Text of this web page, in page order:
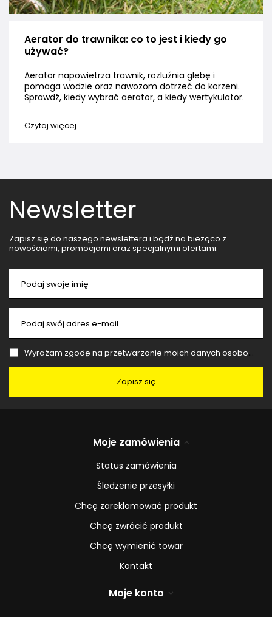
Aerator do trawnika: co to jest i kiedy go
używać?
Aerator napowietrza trawnik, rozluźnia glebę i
pomaga wodzie oraz nawozom dotrzeć do korzeni.
Sprawdź, kiedy wybrać aerator, a kiedy wertykulator.
Czytaj więcej
Newsletter
Zapisz się do naszego newslettera i bądź na bieżąco z
nowościami, promocjami oraz specjalnymi ofertami.
Podaj swoje imię
Podaj swój adres e-mail
Wyrażam zgodę na przetwarzanie moich danych osobowych (adres e-mail) na potrzeby wysyłki newslettera z informacją handlową (marketing). Więcej w
Zapisz się
Moje zamówienia
Status zamówienia
Śledzenie przesyłki
Chcę zareklamować produkt
Chcę zwrócić produkt
Chcę wymienić towar
Kontakt
Moje konto